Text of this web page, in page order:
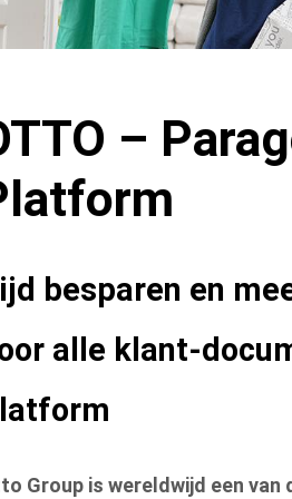
–
besparen en
alle klant-
Group is wereldwijd een